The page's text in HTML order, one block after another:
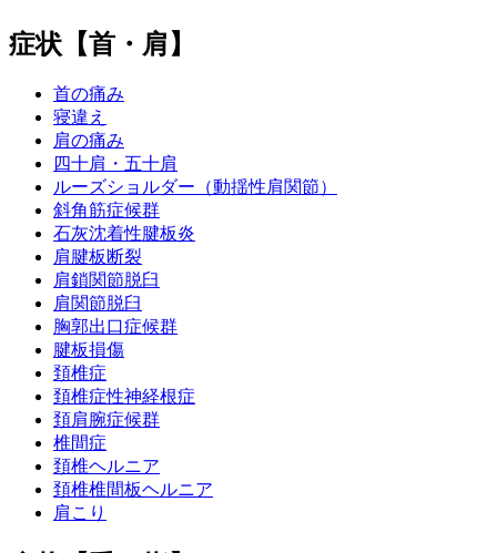
症状【首・肩】
首の痛み
寝違え
肩の痛み
四十肩・五十肩
ルーズショルダー（動揺性肩関節）
斜角筋症候群
石灰沈着性腱板炎
肩腱板断裂
肩鎖関節脱臼
肩関節脱臼
胸郭出口症候群
腱板損傷
頚椎症
頚椎症性神経根症
頚肩腕症候群
椎間症
頚椎ヘルニア
頚椎椎間板ヘルニア
肩こり